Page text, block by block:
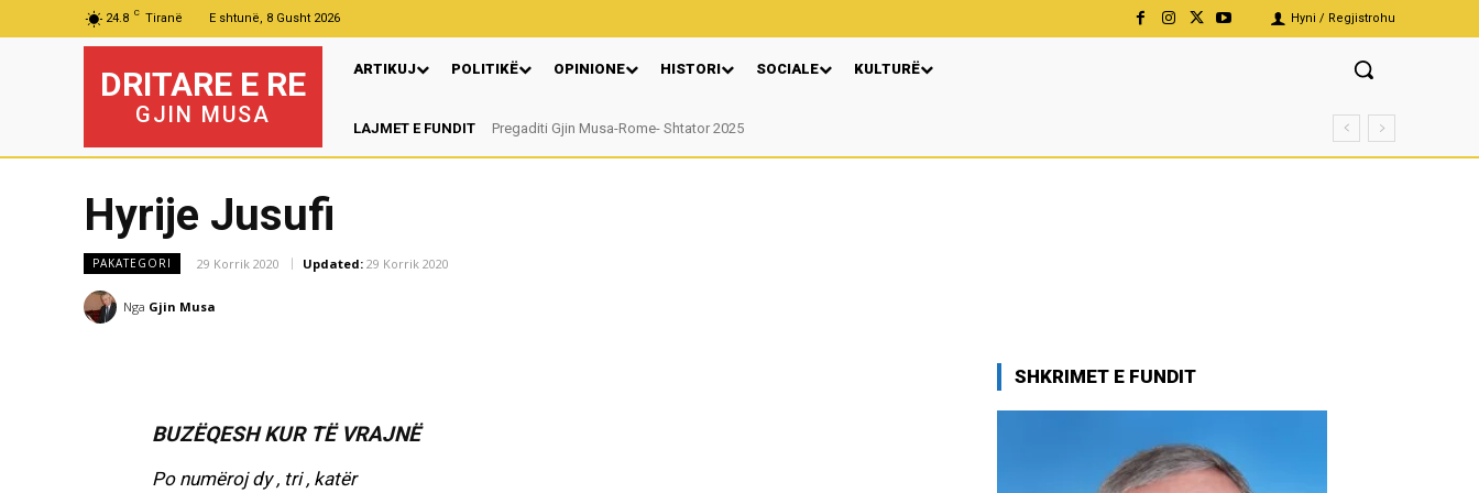
24.8 C Tiranë E shtunë, 8 Gusht 2026 Hyni / Regjistrohu
DRITARE E RE
GJIN MUSA
ARTIKUJ POLITIKË OPINIONE HISTORI SOCIALE KULTURË
LAJMET E FUNDITPregaditi Gjin Musa-Rome- Shtator 2025
Nga: Ndue Dedaj
Hyrije Jusufi
PAKATEGORI 29 Korrik 2020 Updated: 29 Korrik 2020
Nga Gjin Musa
BUZËQESH KUR TË VRAJNË
Po numëroj dy , tri , katër
SHKRIMET E FUNDIT